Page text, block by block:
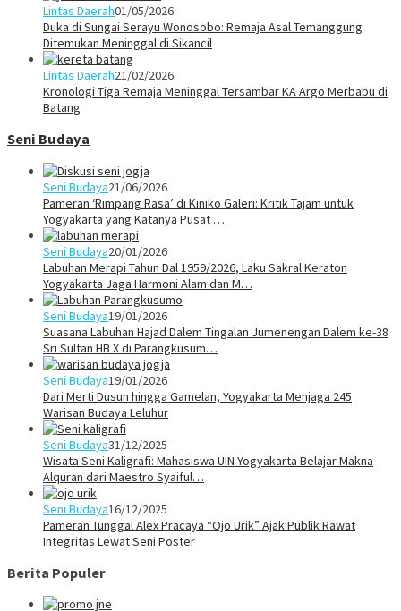
Lintas Daerah01/05/2026
Duka di Sungai Serayu Wonosobo: Remaja Asal Temanggung
Ditemukan Meninggal di Sikancil
Lintas Daerah21/02/2026
Kronologi Tiga Remaja Meninggal Tersambar KA Argo Merbabu di
Batang
Seni Budaya
Seni Budaya21/06/2026
Pameran ‘Rimpang Rasa’ di Kiniko Galeri: Kritik Tajam untuk
Yogyakarta yang Katanya Pusat …
Seni Budaya20/01/2026
Labuhan Merapi Tahun Dal 1959/2026, Laku Sakral Keraton
Yogyakarta Jaga Harmoni Alam dan M…
Seni Budaya19/01/2026
Suasana Labuhan Hajad Dalem Tingalan Jumenengan Dalem ke-38
Sri Sultan HB X di Parangkusum…
Seni Budaya19/01/2026
Dari Merti Dusun hingga Gamelan, Yogyakarta Menjaga 245
Warisan Budaya Leluhur
Seni Budaya31/12/2025
Wisata Seni Kaligrafi: Mahasiswa UIN Yogyakarta Belajar Makna
Alquran dari Maestro Syaiful…
Seni Budaya16/12/2025
Pameran Tunggal Alex Pracaya “Ojo Urik” Ajak Publik Rawat
Integritas Lewat Seni Poster
Berita Populer